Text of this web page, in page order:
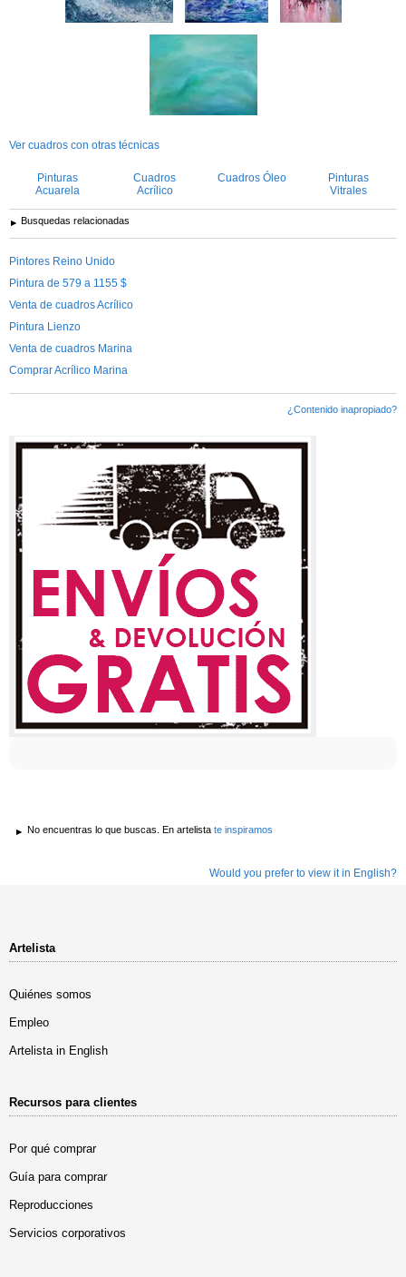
Ver cuadros con otras técnicas
Pinturas
Acuarela
Cuadros
Acrílico
Cuadros Óleo
Pinturas
Vitrales
Busquedas relacionadas
Pintores Reino Unido
Pintura de 579 a 1155 $
Venta de cuadros Acrílico
Pintura Lienzo
Venta de cuadros Marina
Comprar Acrílico Marina
¿Contenido inapropiado?
No encuentras lo que buscas. En artelista te inspiramos
Would you prefer to view it in English?
Artelista
Quiénes somos
Empleo
Artelista in English
Recursos para clientes
Por qué comprar
Guía para comprar
Reproducciones
Servicios corporativos